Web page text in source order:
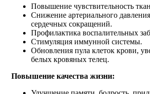
Повышение чувствительность
Снижение артериального
сердечных сокращений.
Профилактика воспалительных
Стимуляция иммунной системы.
Обновления пула клеток крови,
белых кровяных телец.
Повышение качества жизни: